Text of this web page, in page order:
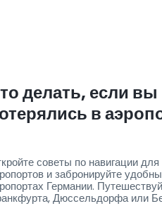
делать, если вы
в
советы по навигации
и забронируйте
Германии.
Дюссельдорфа или